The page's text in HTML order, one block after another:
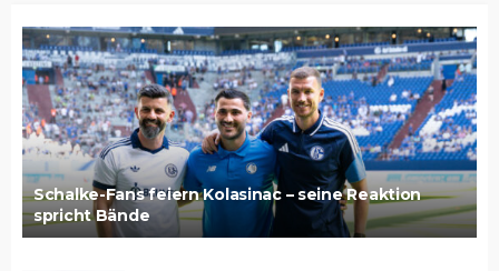
Schalke-Fans feiern Kolasinac – seine Reaktion
spricht Bände